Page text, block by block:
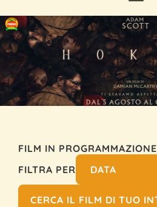
FILM IN PROGRAMMAZIONE
FILTRA PER